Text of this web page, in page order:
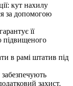
кут нахилу
за допомогою
її
підвищеного
в рамі штатив під
захист.